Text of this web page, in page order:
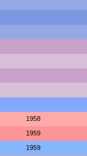
1958
1959
1959